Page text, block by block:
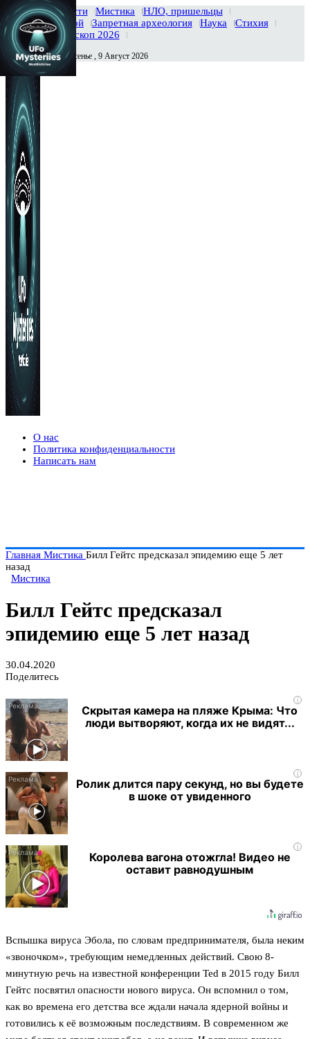
Главная Новости Мистика
НЛО, пришельцы
Тайны вселенной
Запретная археология Наука
Стихия
История
Гороскоп 2026
Сегодня Воскресенье , 9 Август 2026
О нас
Политика конфиденциальности
Написать нам
Главная Мистика Билл Гейтс предсказал эпидемию еще 5 лет
назад
Мистика
Билл Гейтс предсказал
эпидемию еще 5 лет назад
30.04.2020
Поделитесь
i
Скрытая камера на пляже Крыма: Что
люди вытворяют, когда их не видят...
i
Ролик длится пару секунд, но вы будете
в шоке от увиденного
i
Королева вагона отожгла! Видео не
оставит равнодушным
Вспышка вируса Эбола, по словам предпринимателя, была неким
«звоночком», требующим немедленных действий. Свою 8-
минутную речь на известной конференции Ted в 2015 году Билл
Гейтс посвятил опасности нового вируса. Он вспомнил о том,
как во времена его детства все ждали начала ядерной войны и
готовились к её возможным последствиям. В современном же